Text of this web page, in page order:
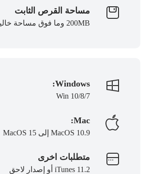
مساحة القرص الثابت
200MB وما فوق مساحة خالية
Windows:
Win 10/8/7
Mac:
MacOS 10.9 إلى MacOS 15
متطلبات اخرى
iTunes 11.2 أو إصدار لاحق